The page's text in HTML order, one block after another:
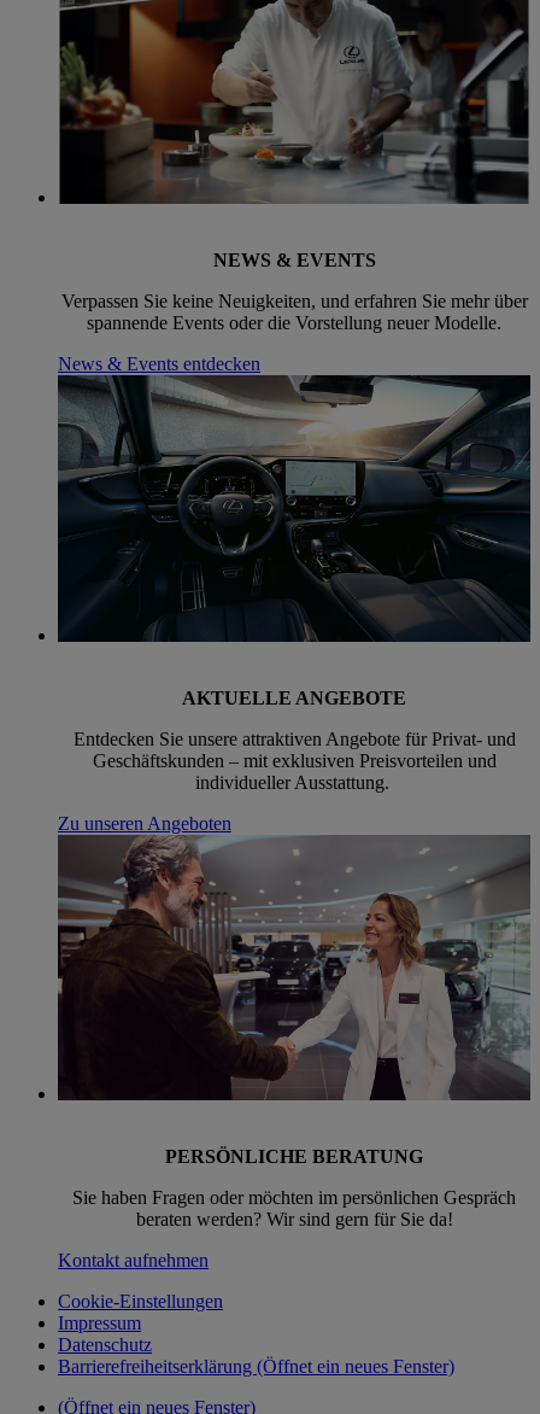
NEWS & EVENTS
Verpassen Sie keine Neuigkeiten, und erfahren Sie mehr über
spannende Events oder die Vorstellung neuer Modelle.
News & Events entdecken
AKTUELLE ANGEBOTE
Entdecken Sie unsere attraktiven Angebote für Privat- und
Geschäftskunden – mit exklusiven Preisvorteilen und
individueller Ausstattung.
Zu unseren Angeboten
PERSÖNLICHE BERATUNG
Sie haben Fragen oder möchten im persönlichen Gespräch
beraten werden? Wir sind gern für Sie da!
Kontakt aufnehmen
Cookie-Einstellungen
Impressum
Datenschutz
Barrierefreiheitserklärung (Öffnet ein neues Fenster)
(Öffnet ein neues Fenster)